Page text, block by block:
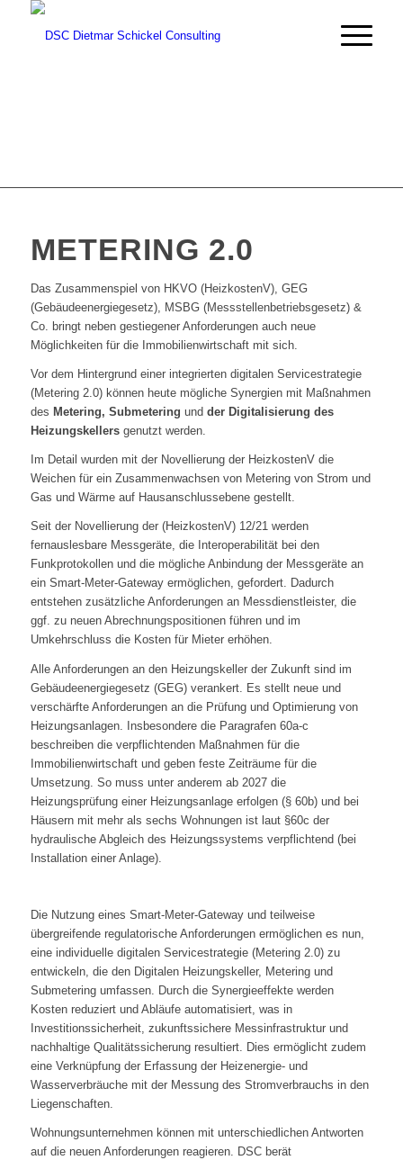
METERING 2.0
Das Zusammenspiel von HKVO (HeizkostenV), GEG
(Gebäudeenergiegesetz), MSBG (Messstellenbetriebsgesetz) &
Co. bringt neben gestiegener Anforderungen auch neue
Möglichkeiten für die Immobilienwirtschaft mit sich.
Vor dem Hintergrund einer integrierten digitalen Servicestrategie
(Metering 2.0) können heute mögliche Synergien mit Maßnahmen
des Metering, Submetering und der Digitalisierung des
Heizungskellersgenutzt werden.
Im Detail wurden mit der Novellierung der HeizkostenV die
Weichen für ein Zusammenwachsen von Metering von Strom und
Gas und Wärme auf Hausanschlussebene gestellt.
Seit der Novellierung der (HeizkostenV) 12/21 werden
fernauslesbare Messgeräte, die Interoperabilität bei den
Funkprotokollen und die mögliche Anbindung der Messgeräte an
ein Smart-Meter-Gateway ermöglichen, gefordert. Dadurch
entstehen zusätzliche Anforderungen an Messdienstleister, die
ggf. zu neuen Abrechnungspositionen führen und im
Umkehrschluss die Kosten für Mieter erhöhen.
Alle Anforderungen an den Heizungskeller der Zukunft sind im
Gebäudeenergiegesetz (GEG) verankert. Es stellt neue und
verschärfte Anforderungen an die Prüfung und Optimierung von
Heizungsanlagen. Insbesondere die Paragrafen 60a-c
beschreiben die verpflichtenden Maßnahmen für die
Immobilienwirtschaft und geben feste Zeiträume für die
Umsetzung. So muss unter anderem ab 2027 die
Heizungsprüfung einer Heizungsanlage erfolgen (§ 60b) und bei
Häusern mit mehr als sechs Wohnungen ist laut §60c der
hydraulische Abgleich des Heizungssystems verpflichtend (bei
Installation einer Anlage).
Die Nutzung eines Smart-Meter-Gateway und teilweise
übergreifende regulatorische Anforderungen ermöglichen es nun,
eine individuelle digitalen Servicestrategie (Metering 2.0) zu
entwickeln, die den Digitalen Heizungskeller, Metering und
Submetering umfassen. Durch die Synergieeffekte werden
Kosten reduziert und Abläufe automatisiert, was in
Investitionssicherheit, zukunftssichere Messinfrastruktur und
nachhaltige Qualitätssicherung resultiert. Dies ermöglicht zudem
eine Verknüpfung der Erfassung der Heizenergie- und
Wasserverbräuche mit der Messung des Stromverbrauchs in den
Liegenschaften.
Wohnungsunternehmen können mit unterschiedlichen Antworten
auf die neuen Anforderungen reagieren. DSC berät